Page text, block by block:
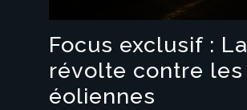
Video
Focus exclusif : La
révolte contre les
éoliennes